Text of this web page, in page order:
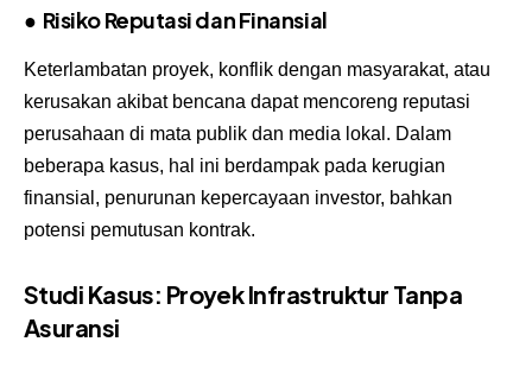
● Risiko Reputasi dan Finansial
Keterlambatan proyek, konflik dengan masyarakat, atau
kerusakan akibat bencana dapat mencoreng reputasi
perusahaan di mata publik dan media lokal. Dalam
beberapa kasus, hal ini berdampak pada kerugian
finansial, penurunan kepercayaan investor, bahkan
potensi pemutusan kontrak.
Studi Kasus: Proyek Infrastruktur Tanpa
Asuransi